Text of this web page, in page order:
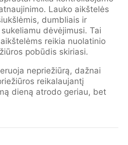
Lauko aikštelės
dumbliais ir
dėvėjimusi. Tai
reikia nuolatinio
pobūdis skiriasi.
nepriežiūrą, dažnai
reikalaujantį
dieną atrodo geriau, bet